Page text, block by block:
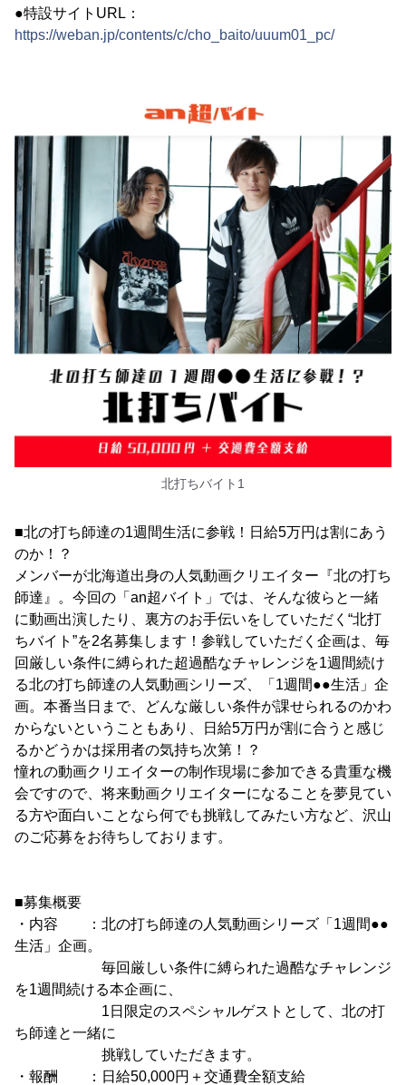
●特設サイトURL：
https://weban.jp/contents/c/cho_baito/uuum01_pc/
北打ちバイト1
■北の打ち師達の1週間生活に参戦！日給5万円は割にあう
のか！？
メンバーが北海道出身の人気動画クリエイター『北の打ち
師達』。今回の「an超バイト」では、そんな彼らと一緒
に動画出演したり、裏方のお手伝いをしていただく“北打
ちバイト”を2名募集します！参戦していただく企画は、毎
回厳しい条件に縛られた超過酷なチャレンジを1週間続け
る北の打ち師達の人気動画シリーズ、「1週間●●生活」企
画。本番当日まで、どんな厳しい条件が課せられるのかわ
からないということもあり、日給5万円が割に合うと感じ
るかどうかは採用者の気持ち次第！？
憧れの動画クリエイターの制作現場に参加できる貴重な機
会ですので、将来動画クリエイターになることを夢見てい
る方や面白いことなら何でも挑戦してみたい方など、沢山
のご応募をお待ちしております。
■募集概要
・内容 ：北の打ち師達の人気動画シリーズ「1週間●●
生活」企画。
毎回厳しい条件に縛られた過酷なチャレンジ
を1週間続ける本企画に、
1日限定のスペシャルゲストとして、北の打
ち師達と一緒に
挑戦していただきます。
・報酬 ：日給50,000円＋交通費全額支給